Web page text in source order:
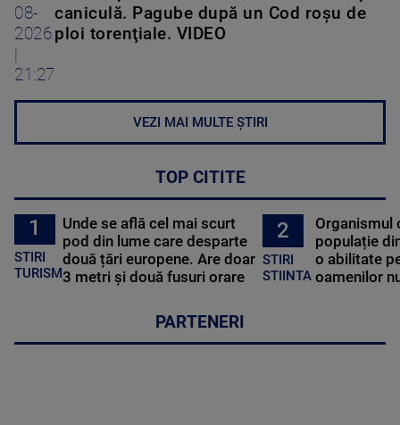
08-
2026
|
21:27
caniculă. Pagube după un Cod roşu de
ploi torenţiale. VIDEO
VEZI MAI MULTE ȘTIRI
TOP CITITE
1
STIRI
TURISM
Unde se află cel mai scurt
pod din lume care desparte
două țări europene. Are doar
3 metri și două fusuri orare
2
STIRI
STIINTA
Organismul
populație
o abilitate
oamenilor
PARTENERI